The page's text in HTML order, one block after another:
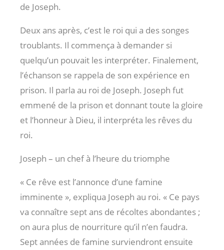
de Joseph.
Deux ans après, c’est le roi qui a des songes
troublants. Il commença à demander si
quelqu’un pouvait les interpréter. Finalement,
l’échanson se rappela de son expérience en
prison. Il parla au roi de Joseph. Joseph fut
emmené de la prison et donnant toute la gloire
et l’honneur à Dieu, il interpréta les rêves du
roi.
Joseph – un chef à l’heure du triomphe
« Ce rêve est l’annonce d’une famine
imminente », expliqua Joseph au roi. « Ce pays
va connaître sept ans de récoltes abondantes ;
on aura plus de nourriture qu’il n’en faudra.
Sept années de famine surviendront ensuite